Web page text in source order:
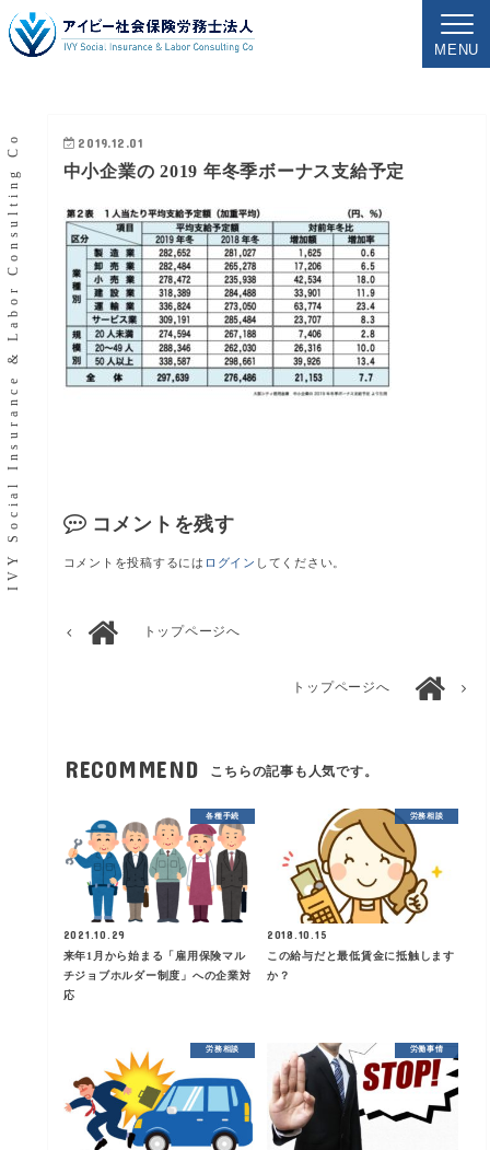
MENU
IVY Social Insurance & Labor Consulting Co 2019.12.01
中小企業の 2019 年冬季ボーナス支給予定
コメントを残す
コメントを投稿するには ログイン してください。
トップページへ
トップページへ
RECOMMEND こちらの記事も人気です。
各種手続
2021.10.29
来年1月から始まる「雇用保険マル
チジョブホルダー制度」への企業対
応
労務相談
2018.10.15
この給与だと最低賃金に抵触します
か？
労務相談 労働事情